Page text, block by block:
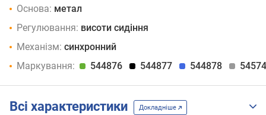
Основа: метал
Регулювання: висоти сидіння
Механізм: синхронний
Маркування:
544876 544877 544878
Всі характеристики Докладніше